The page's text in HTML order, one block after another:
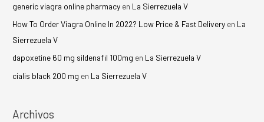
generic viagra online pharmacy en La Sierrezuela V
How To Order Viagra Online In 2022? Low Price & Fast Delivery en La
Sierrezuela V
dapoxetine 60 mg sildenafil 100mg en La Sierrezuela V
cialis black 200 mg en La Sierrezuela V
Archivos